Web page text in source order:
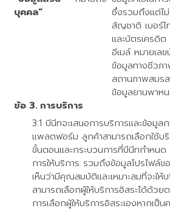
บุคคล”
ซึ่งรวมถึงแต่ไ
สัญชาติ เบอร์
และบัตรเครดิ
อีเมล์ หมายเล
ข้อมูลทางชีวภ
สถานภาพสมร
ข้อมูลยานพาหน
การบริการ
บีนีทจะเสนอการบริการและข้อมูล
แพลตฟอร์ม ลูกค้าสามารถเลือกใช้บ
ขั้นตอนและกระบวนการที่บีนีทกำหนด
การให้บริการ รวมถึงข้อมูลโปรไฟล์ข
เห็นว่ามีคุณสมบัติและเหมาะสมที่จะให้
สามารถเลือกผู้ให้บริการอิสระได้ด้วย
การเลือกผู้ให้บริการอิสระเองหากเป็